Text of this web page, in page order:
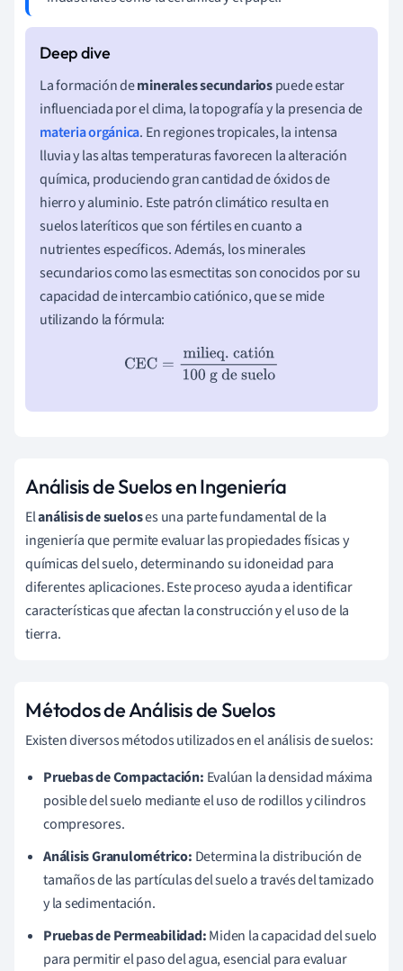
La formación deminerales secundariospuede estar
influenciada por el clima, la topografía y la presencia de
materia orgánica. En regiones tropicales, la intensa
lluvia y las altas temperaturas favorecen la alteración
química, produciendo gran cantidad de óxidos de
hierro y aluminio. Este patrón climático resulta en
suelos lateríticos que son fértiles en cuanto a
nutrientes específicos. Además, los minerales
secundarios como las esmectitas son conocidos por su
capacidad de intercambio catiónico, que se mide
utilizando la fórmula:
ó
CEC=milieq. catión100 g de suelo
Análisis de Suelos en Ingeniería
Elanálisis de sueloses una parte fundamental de la
ingeniería que permite evaluar las propiedades físicas y
químicas del suelo, determinando su idoneidad para
diferentes aplicaciones. Este proceso ayuda a identificar
características que afectan la construcción y el uso de la
tierra.
Métodos de Análisis de Suelos
Existen diversos métodos utilizados en el análisis de suelos:
Pruebas de Compactación: Evalúan la densidad máxima
posible del suelo mediante el uso de rodillos y cilindros
compresores.
Análisis Granulométrico: Determina la distribución de
tamaños de las partículas del suelo a través del tamizado
y la sedimentación.
Pruebas de Permeabilidad:Miden la capacidad del suelo
para permitir el paso del agua, esencial para evaluar